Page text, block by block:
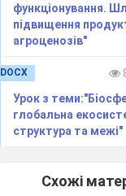
функціонування.
підвищення
агроценозів"
DOCX
Урок з
глобальна
структура та межі"
Схожі